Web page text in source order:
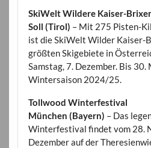
SkiWelt Wildere Kaiser-
Soll (Tirol) – Mit 275 Pisten-
ist die SkiWelt Wilder Kaiser-
größten Skigebiete in
Samstag, 7. Dezember. Bis
Wintersaison 2024/25.
Tollwood Winterfestival
München (Bayern) – Das
Winterfestival findet vom 28.
Dezember auf der